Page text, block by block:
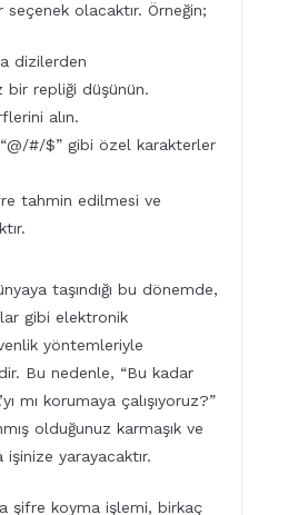
olacaktır. Örneğin;
dizilerden
bir repliği düşünün.
alın.
#/$” gibi özel karakterler
tahmin edilmesi ve
taşındığı bu dönemde,
gibi elektronik
yöntemleriyle
Bu nedenle, “Bu kadar
mı korumaya çalışıyoruz?”
olduğunuz karmaşık ve
yarayacaktır.
şifre koyma işlemi, birkaç